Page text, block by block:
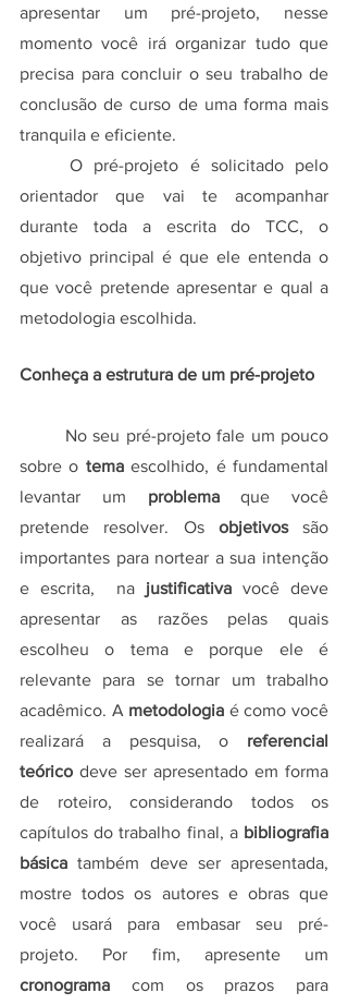
apresentar um pré-projeto, nesse
momento você irá organizar tudo que
precisa para concluir o seu trabalho de
conclusão de curso de uma forma mais
tranquila e eficiente.
	O pré-projeto é solicitado pelo
orientador que vai te acompanhar
durante toda a escrita do TCC, o
objetivo principal é que ele entenda o
que você pretende apresentar e qual a
metodologia escolhida.
Conheça a estrutura de um pré-projeto
sobre o tema escolhido, é fundamental
levantar um problema que você
pretende resolver. Os objetivos são
importantes para nortear a sua intenção
e escrita,  na justificativa você deve
apresentar as razões pelas quais
escolheu o tema e porque ele é
relevante para se tornar um trabalho
acadêmico. A metodologia é como você
realizará a pesquisa, o referencial
teórico deve ser apresentado em forma
de roteiro, considerando todos os
capítulos do trabalho final, a bibliografia
básica também deve ser apresentada,
mostre todos os autores e obras que
você usará para embasar seu pré-
projeto. Por fim, apresente um
cronograma com os prazos para